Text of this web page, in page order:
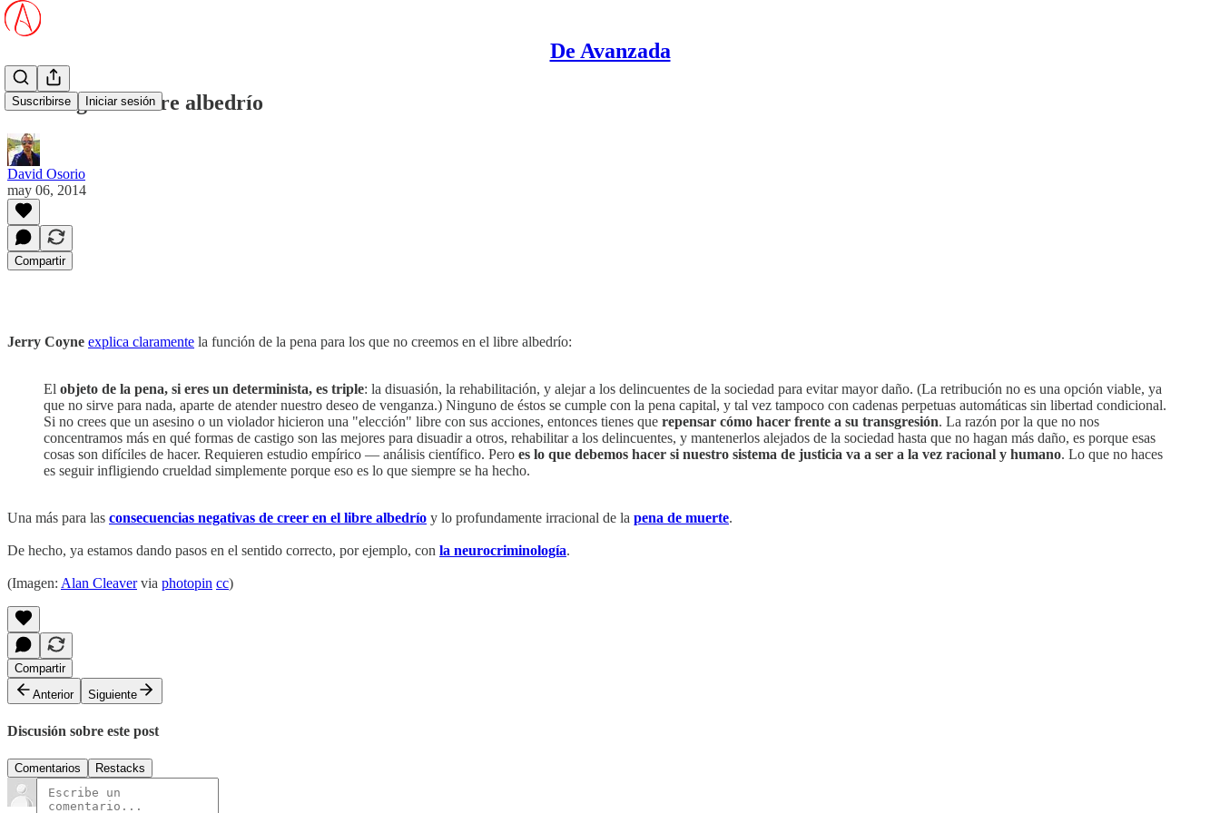
De Avanzada
Suscribirse Iniciar sesión
El castigo sin libre albedrío
David Osorio
may 06, 2014
Compartir
Jerry Coyne explica claramente la función de la pena para los que no creemos en el libre albedrío:
El objeto de la pena, si eres un determinista, es triple: la disuasión, la rehabilitación, y alejar a los delincuentes de la sociedad para evitar mayor daño. (La retribución no es una opción viable, ya
que no sirve para nada, aparte de atender nuestro deseo de venganza.) Ninguno de éstos se cumple con la pena capital, y tal vez tampoco con cadenas perpetuas automáticas sin libertad condicional.
Si no crees que un asesino o un violador hicieron una "elección" libre con sus acciones, entonces tienes que repensar cómo hacer frente a su transgresión. La razón por la que no nos
concentramos más en qué formas de castigo son las mejores para disuadir a otros, rehabilitar a los delincuentes, y mantenerlos alejados de la sociedad hasta que no hagan más daño, es porque esas
cosas son difíciles de hacer. Requieren estudio empírico — análisis científico. Pero es lo que debemos hacer si nuestro sistema de justicia va a ser a la vez racional y humano. Lo que no haces
es seguir infligiendo crueldad simplemente porque eso es lo que siempre se ha hecho.
Una más para las consecuencias negativas de creer en el libre albedrío y lo profundamente irracional de la pena de muerte.
De hecho, ya estamos dando pasos en el sentido correcto, por ejemplo, con la neurocriminología.
(Imagen: Alan Cleavervia photopin cc)
Compartir
Anterior
Siguiente
Discusión sobre este post
Comentarios Restacks